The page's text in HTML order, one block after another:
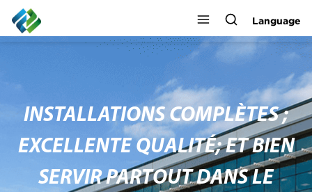
Language
INSTALLATIONS COMPLÈTES ;
EXCELLENTE QUALITÉ; ET BIEN
SERVIR PARTOUT DANS LE